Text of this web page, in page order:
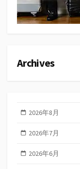
Archives
2026年8月
2026年7月
2026年6月